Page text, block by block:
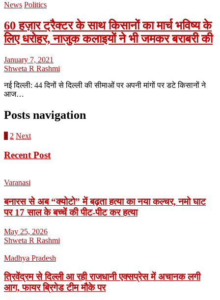
News Politics
60 हज़ार ट्रैक्टर के साथ किसानों का मार्च भविष्य के
लिए धरोहर, नाजुक कलाइयों ने भी जमकर बराबरी की
January 7, 2021
Shweta R Rashmi
नई दिल्ली: 44 दिनों से दिल्ली की सीमाओं पर अपनी मांगों पर डटे किसानों ने
आज…
Posts navigation
1 2 Next
Recent Post
Varanasi
बनारस से अब “क्योटो” में बढ़ता हत्या का नया कल्चर, नमो घाट
पर 17 साल के बच्चें की पीट-पीट कर हत्या
May 25, 2026
Shweta R Rashmi
Madhya Pradesh
त्रिवेंद्रम से दिल्ली आ रही राजधानी एक्सप्रेस में अचानक लगी
आग, फायर ब्रिगेड टीम मौके पर